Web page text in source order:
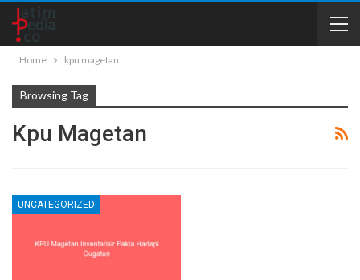
Home kpu magetan
Browsing Tag
Kpu Magetan
UNCATEGORIZED